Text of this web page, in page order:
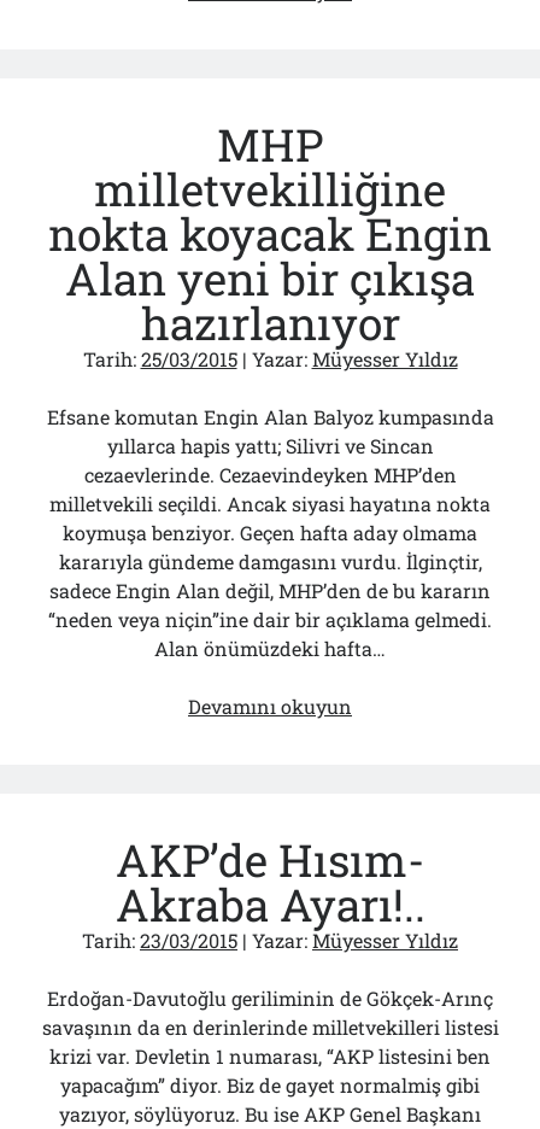
MHP
milletvekilliğine
nokta koyacak Engin
Alan yeni bir çıkışa
hazırlanıyor
Tarih:25/03/2015| Yazar:Müyesser Yıldız
Efsane komutan Engin Alan Balyoz kumpasında
yıllarca hapis yattı; Silivri ve Sincan
cezaevlerinde. Cezaevindeyken MHP’den
milletvekili seçildi. Ancak siyasi hayatına nokta
koymuşa benziyor. Geçen hafta aday olmama
kararıyla gündeme damgasını vurdu. İlginçtir,
sadece Engin Alan değil, MHP’den de bu kararın
“neden veya niçin”ine dair bir açıklama gelmedi.
Alan önümüzdeki hafta…
Devamını okuyun
Alan
yeni
bir
çıkışa
AKP’de Hısım-
Akraba Ayarı!..
Tarih:23/03/2015 | Yazar:Müyesser Yıldız
Erdoğan-Davutoğlu geriliminin de Gökçek-Arınç
savaşının da en derinlerinde milletvekilleri listesi
krizi var. Devletin 1 numarası, “AKP listesini ben
yapacağım” diyor. Biz de gayet normalmiş gibi
yazıyor, söylüyoruz. Bu ise AKP Genel Başkanı